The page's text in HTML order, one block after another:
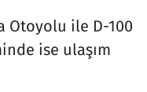
Otoyolu ile D-100
ise ulaşım